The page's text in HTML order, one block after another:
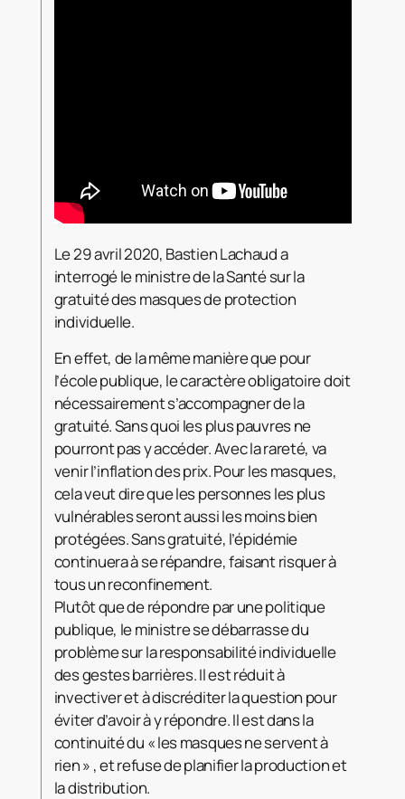
Le 29 avril 2020, Bastien Lachaud a
interrogé le ministre de la Santé sur la
gratuité des masques de protection
individuelle.
En effet, de la même manière que pour
l’école publique, le caractère obligatoire doit
nécessairement s’accompagner de la
gratuité. Sans quoi les plus pauvres ne
pourront pas y accéder. Avec la rareté, va
venir l’inflation des prix. Pour les masques,
cela veut dire que les personnes les plus
vulnérables seront aussi les moins bien
protégées. Sans gratuité, l’épidémie
continuera à se répandre, faisant risquer à
tous un reconfinement.
Plutôt que de répondre par une politique
publique, le ministre se débarrasse du
problème sur la responsabilité individuelle
des gestes barrières. Il est réduit à
invectiver et à discréditer la question pour
éviter d’avoir à y répondre. Il est dans la
continuité du « les masques ne servent à
rien » , et refuse de planifier la production et
la distribution.